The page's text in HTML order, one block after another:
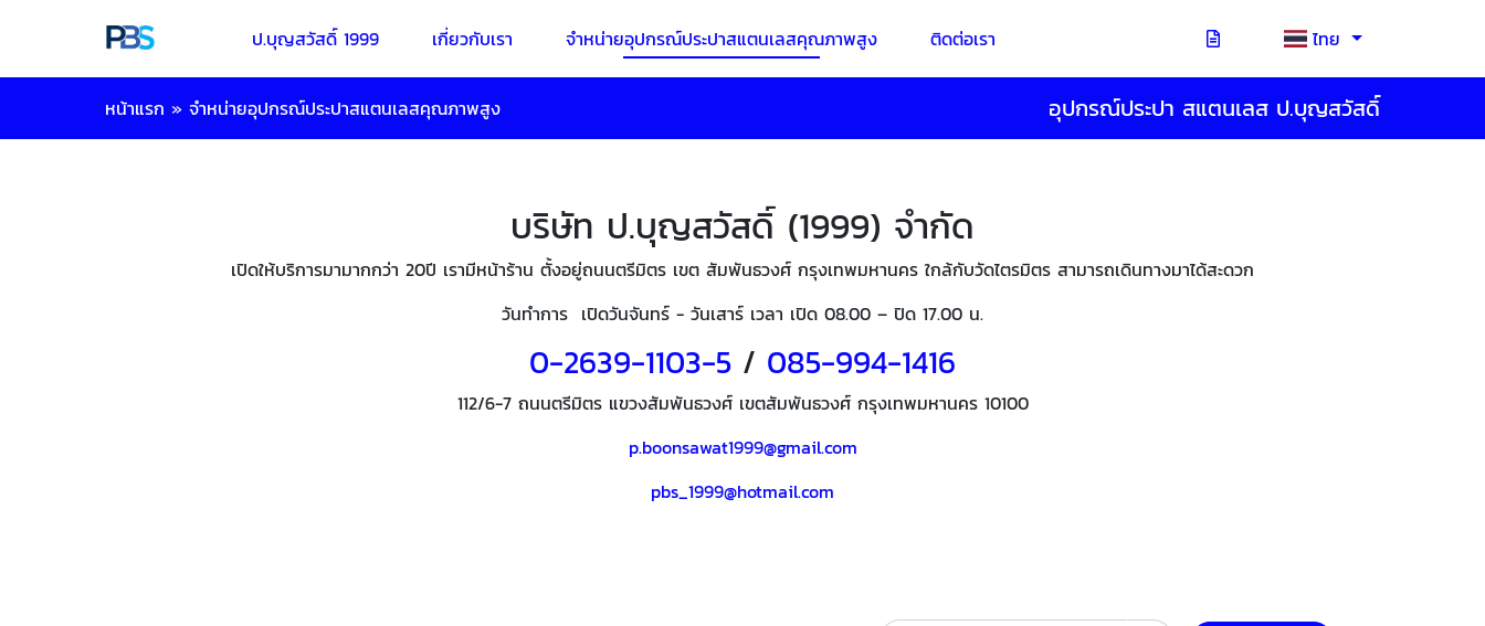
ป.บุญสวัสดิ์ 1999 เกี่ยวกับเรา จำหน่ายอุปกรณ์ประปาสแตนเลสคุณภาพสูง ติดต่อเรา ไทย
หน้าแรก » จำหน่ายอุปกรณ์ประปาสแตนเลสคุณภาพสูง อุปกรณ์ประปา สแตนเลส ป.บุญสวัสดิ์
บริษัท ป.บุญสวัสดิ์ (1999) จำกัด
เปิดให้บริการมามากกว่า 20ปี เรามีหน้าร้าน ตั้งอยู่ถนนตรีมิตร เขต สัมพันธวงศ์ กรุงเทพมหานคร ใกล้กับวัดไตรมิตร สามารถเดินทางมาได้สะดวก
วันทำการ เปิดวันจันทร์ - วันเสาร์ เวลา เปิด 08.00 – ปิด 17.00 น.
0-2639-1103-5 / 085-994-1416
112/6-7 ถนนตรีมิตร แขวงสัมพันธวงศ์ เขตสัมพันธวงศ์ กรุงเทพมหานคร 10100
p.boonsawat1999@gmail.com
pbs_1999@hotmail.com